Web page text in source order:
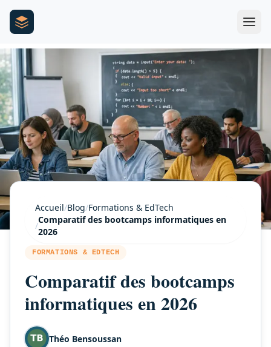
Accueil/Blog/Formations & EdTech
/
Comparatif des bootcamps informatiques en
2026
FORMATIONS & EDTECH
Comparatif des bootcamps
informatiques en 2026
Théo Bensoussan